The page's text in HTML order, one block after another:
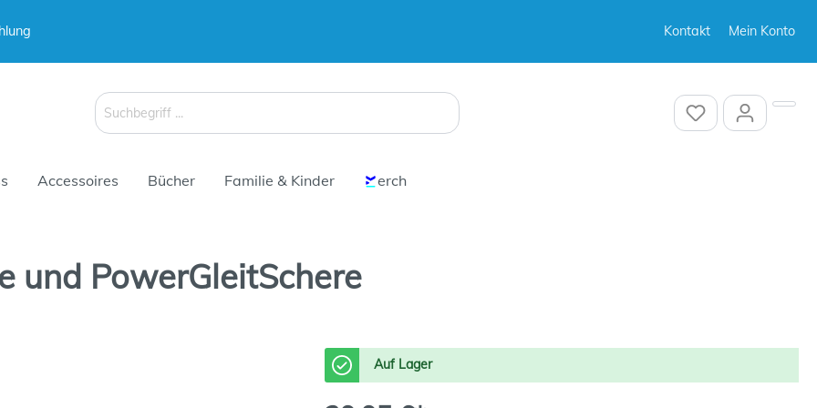
Kontakt Mein Konto
Accessoires Bücher Familie & Kinder erch
und PowerGleitSchere
Auf Lager
Schirme